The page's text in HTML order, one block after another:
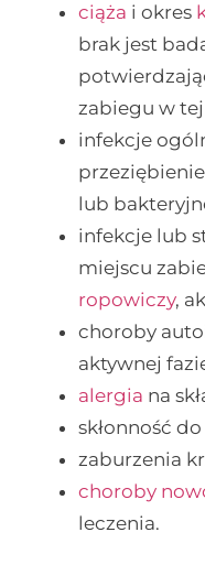
ciąża i okres
brak jest
zabiegu w
infekcje
lub
infekcje lub
miejscu
ropowiczy,
choroby
aktywnej
alergia na
skłonność
zaburzenia
choroby
leczenia.